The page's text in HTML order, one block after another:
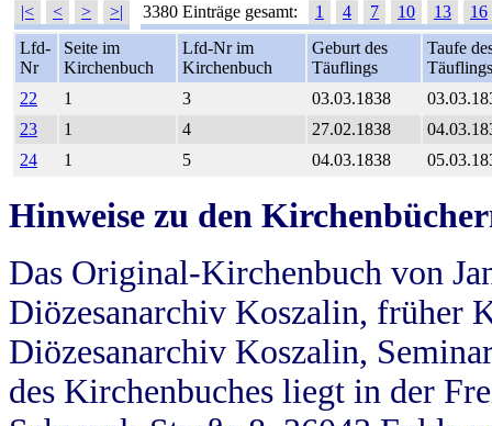
|< < > >| 3380 Einträge gesamt: 1 4 7 10 13
16
Lfd-
Nr
Seite im
Kirchenbuch
Lfd-Nr im
Kirchenbuch
Geburt des
Täuflings
Taufe
Täuflings
22
1 3 03.03.1838
23
1 4 27.02.1838
24
1 5 04.03.1838
Hinweise zu den
Das Original-Kirchenbuch von
Diözesanarchiv Koszalin, früher
Diözesanarchiv Koszalin,
des Kirchenbuches liegt in der